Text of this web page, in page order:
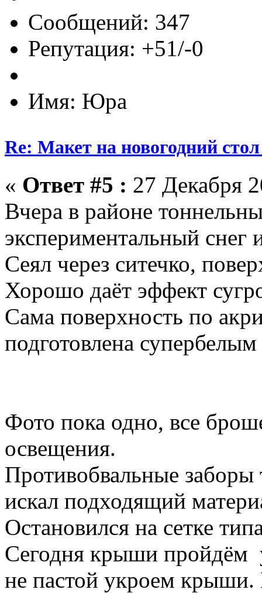
Сообщений: 347
Репутация: +51/-0
Имя: Юра
Re: Макет на новогодний
« Ответ #5 : 27 Декабря
Вчера в районе
экспериментальный снег
Сеял через ситечко,
Хорошо даёт эффект
Сама поверхность по
подготовлена супербелым
Фото пока одно, все
освещения.
Противобвальные заборы
искал подходящий
Остановился на сетке
Сегодня крыши пройдём
не пастой укроем крыши.